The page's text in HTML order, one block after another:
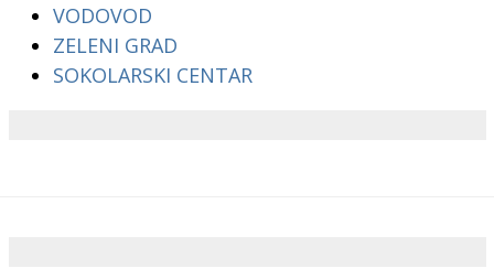
VODOVOD
ZELENI GRAD
SOKOLARSKI CENTAR